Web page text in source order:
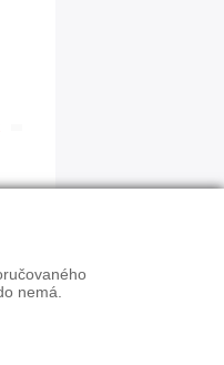
nemá.